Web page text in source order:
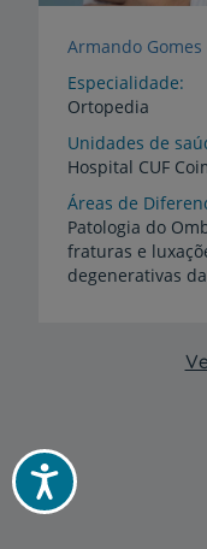
Acessibilidade
Armando Gomes
Especialidade
Ortopedia
Unidades de
Hospital CUF
Áreas de
Patologia do
fraturas e